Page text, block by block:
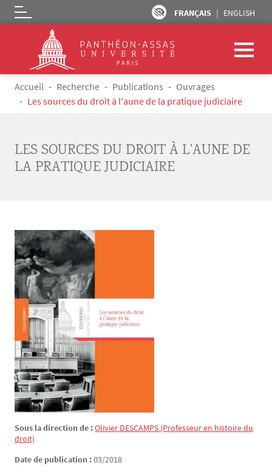
Aller au contenu principal
FRANÇAIS ENGLISH
Logo
Fil d'Ariane
Accueil Recherche Publications
Ouvrages
Les sources du droit à l'aune de la pratique judiciaire
LES SOURCES DU DROIT À L'AUNE DE
LA PRATIQUE JUDICIAIRE
Sous la direction de :Olivier DESCAMPS (Professeur en histoire du
droit)
Date de publication :03/2018